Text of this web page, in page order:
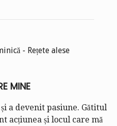
MINE
a devenit pasiune. Gătitul
acțiunea și locul care mă